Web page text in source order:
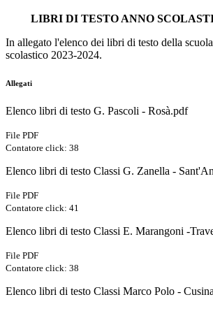
LIBRI DI TESTO ANNO
In allegato l'elenco dei libri di testo della
scolastico 2023-2024.
Allegati
Elenco libri di testo G. Pascoli - Rosà.pdf
File PDF
Contatore click: 38
Elenco libri di testo Classi G. Zanella -
File PDF
Contatore click: 41
Elenco libri di testo Classi E. Marangoni -
File PDF
Contatore click: 38
Elenco libri di testo Classi Marco Polo -